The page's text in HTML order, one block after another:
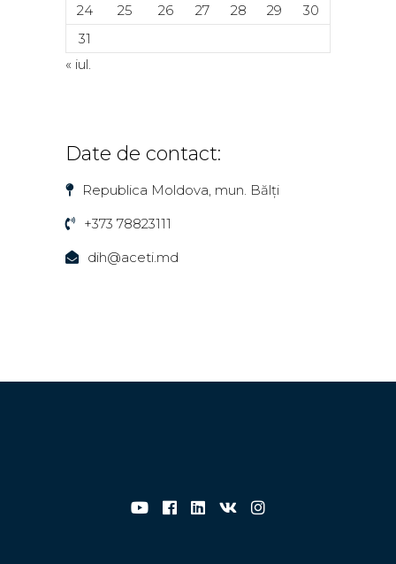
24
25 26 27 28 29
30
31
« iul.
Date de contact:
Republica Moldova, mun. Bălți
+373 78823111
dih@aceti.md